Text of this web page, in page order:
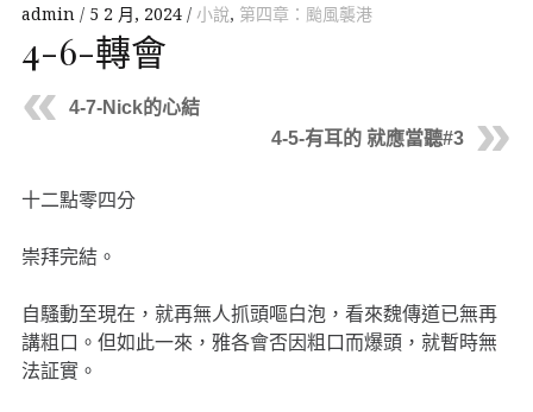
admin 5 2 月, 2024 小說, 第四章：颱風襲港
4-6-轉會
4-7-Nick的心結
4-5-有耳的 就應當聽#3
十二點零四分
崇拜完結。
自騷動至現在，就再無人抓頭嘔白泡，看來魏傳道已無再
講粗口。但如此一來，雅各會否因粗口而爆頭，就暫時無
法証實。